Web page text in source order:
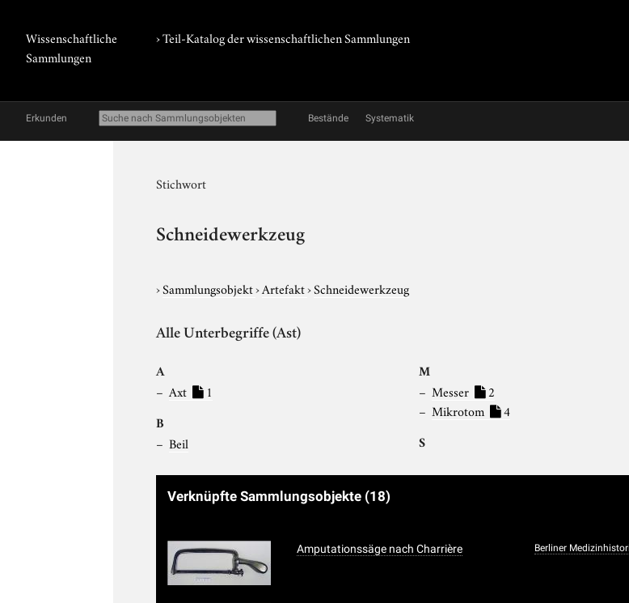
Wissenschaftliche
Sammlungen
› Teil-Katalog der wissenschaftlichen Sammlungen
Erkunden Bestände Systematik
Stichwort
Schneidewerkzeug
›Sammlungsobjekt›Artefakt›Schneidewerkzeug
Alle Unterbegriffe (Ast)
A
Axt 1
B
Beil
M
Messer
2
Mikrotom
4
S
Verknüpfte Sammlungsobjekte (18)
Amputationssäge nach Charrière Berliner